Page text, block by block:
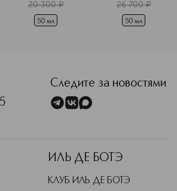
эмульсия
20 300 ¤
50 мл
26 700 ¤
50 мл
Следите за новостями
ИЛЬ ДЕ БОТЭ
КЛУБ ИЛЬ ДЕ БОТЭ